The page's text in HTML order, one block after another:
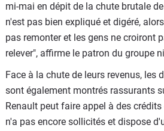
mi-mai en dépit de la chute brutale
n'est pas bien expliqué et digéré,
pas remonter et les gens ne croiront
relever", affirme le patron du groupe
Face à la chute de leurs revenus, les
sont également montrés rassurants
Renault peut faire appel à des
n'a pas encore sollicités et dispose